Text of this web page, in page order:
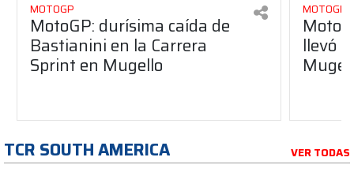
MOTOGP
MotoGP: durísima caída de
Bastianini en la Carrera
Sprint en Mugello
MOTOGP
llevó
TCR SOUTH AMERICA VER TODAS